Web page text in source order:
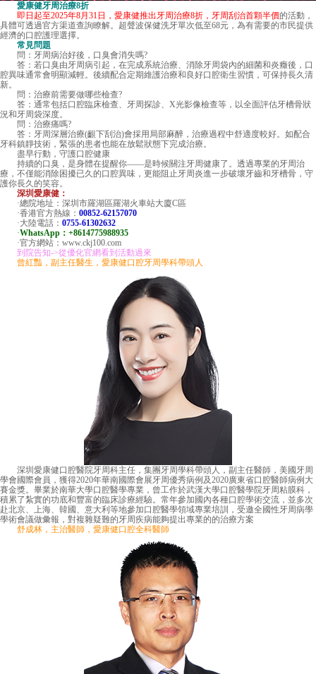
愛康健牙周治療8折
即日起至2025年8月31日，愛康健推出牙周治療8折，牙周刮治首顆半價的活動，
具體可透過官方渠道查詢瞭解。超聲波保健洗牙單次低至68元，為有需要的市民提供
經濟的口腔護理選擇。
常見問題
問：牙周病治好後，口臭會消失嗎?
答：若口臭由牙周病引起，在完成系統治療、消除牙周袋內的細菌和炎癥後，口
腔異味通常會明顯減輕。後續配合定期維護治療和良好口腔衛生習慣，可保持長久清
新。
問：治療前需要做哪些檢查?
答：通常包括口腔臨床檢查、牙周探診、X光影像檢查等，以全面評估牙槽骨狀
況和牙周袋深度。
問：治療痛嗎?
答：牙周深層治療(齦下刮治)會採用局部麻醉，治療過程中舒適度較好。如配合
牙科鎮靜技術，緊張的患者也能在放鬆狀態下完成治療。
盡早行動，守護口腔健康
持續的口臭，是身體在提醒你——是時候關注牙周健康了。透過專業的牙周治
療，不僅能消除困擾已久的口腔異味，更能阻止牙周炎進一步破壞牙齒和牙槽骨，守
護你長久的笑容。
深圳愛康健：
·總院地址：深圳市羅湖區羅湖火車站大廈C區
·香港官方熱線： 00852-62157070
·大陸電話： 0755-61302632
·WhatsApp：+8614775988935
·官方網站：www.ckj100.com
到院告知->從優化官網看到活動過來
曾紅豔，副主任醫生，愛康健口腔牙周學科帶頭人
深圳愛康健口腔醫院牙周科主任，集團牙周學科帶頭人，副主任醫師，美國牙周
學會國際會員，獲得2020年華南國際會展牙周優秀病例及2020廣東省口腔醫師病例大
賽金獎。畢業於南華大學口腔醫學專業，曾工作於武漢大學口腔醫學院牙周粘膜科，
積累了紮實的功底和豐富的臨床診療經驗。常年參加國內各種口腔學術交流，並多次
赴北京、上海、韓國、意大利等地參加口腔醫學領域專業培訓，受邀全國性牙周病學
學術會議做彙報，對複雜疑難的牙周疾病能夠提出專業的的治療方案
舒成林，主治醫師，愛康健口腔全科醫師